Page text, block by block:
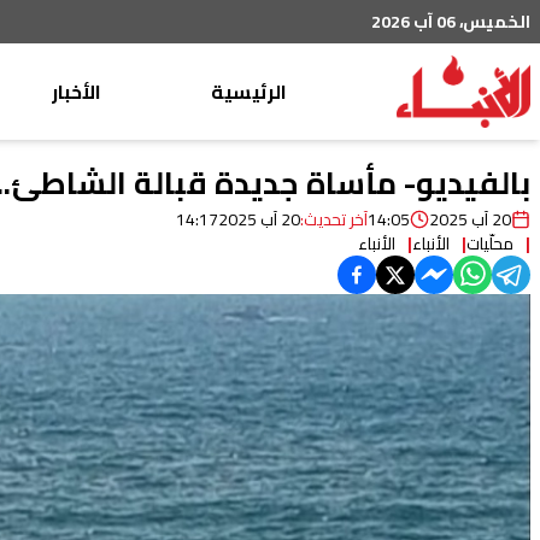
الخميس، 06 آب 2026
الرئيسية
الأخبار
محليات
خاص
رياضة
من لبنان
ثقافة ومجتمع
منوعات
بالفيديو- مأساة جديدة قبالة
20 آب 2025 14:05آخر تحديث:20 آب 2025 14:17
محلّيات الأنباء الأنباء